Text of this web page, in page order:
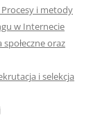
i metody
w Internecie
społeczne oraz
i selekcja